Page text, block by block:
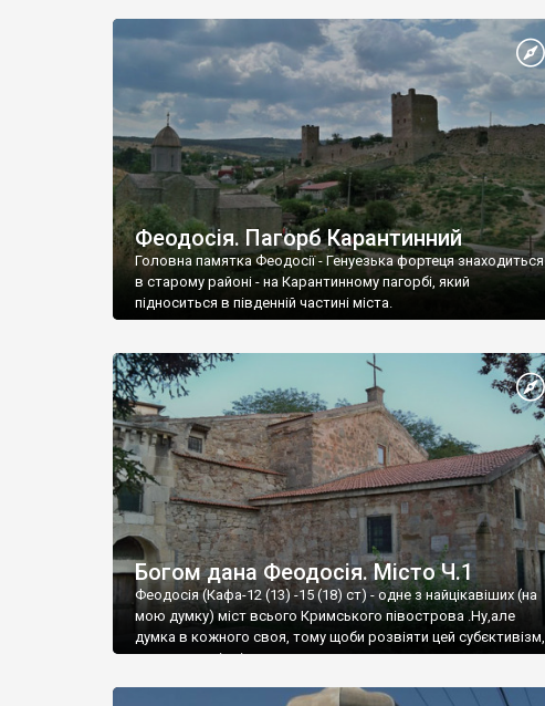
Феодосія. Пагорб Карантинний
Головна памятка Феодосії - Генуезька фортеця знаходиться
в старому районі - на Карантинному пагорбі, який
підноситься в південній частині міста.
Богом дана Феодосія. Місто Ч.1
Феодосія (Кафа-12 (13) -15 (18) ст) - одне з найцікавіших (на
мою думку) міст всього Кримського півострова .Ну,але
думка в кожного своя, тому щоби розвіяти цей субєктивізм,
запрошую відвідати це